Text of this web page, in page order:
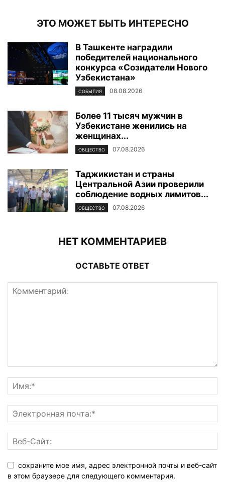
ЭТО МОЖЕТ БЫТЬ ИНТЕРЕСНО
В Ташкенте наградили
победителей национального
конкурса «Созидатели Нового
Узбекистана»
СОБЫТИЯ 08.08.2026
Более 11 тысяч мужчин в
Узбекистане женились на
женщинах...
ОБЩЕСТВО 07.08.2026
Таджикистан и страны
Центральной Азии проверили
соблюдение водных лимитов...
ОБЩЕСТВО 07.08.2026
НЕТ КОММЕНТАРИЕВ
ОСТАВЬТЕ ОТВЕТ
сохраните мое имя, адрес электронной почты и веб-сайт
в этом браузере для следующего комментария.